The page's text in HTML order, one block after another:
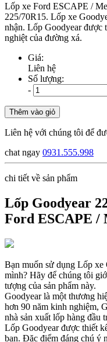
Lốp xe Ford ESCAPE /
225/70R15. Lốp xe
nhận. Lốp Goodyear được
nghiệt của đường xá.
Giá:
Liên hệ
Số lượng:
-
Thêm vào giỏ
Liên hệ với chúng tôi để
chat ngay 0931.555.998
chi tiết về sản phẩm
Lốp Goodyear
Ford ESCAPE /
Bạn muốn sử dụng Lốp xe
mình? Hãy để chúng tôi
tượng của sản phẩm này.
Goodyear là một thương
hơn 90 năm kinh nghiệm,
nhà sản xuất lốp hàng đầu
Lốp Goodyear được thiết
bạn. Đặc điểm đáng chú ý